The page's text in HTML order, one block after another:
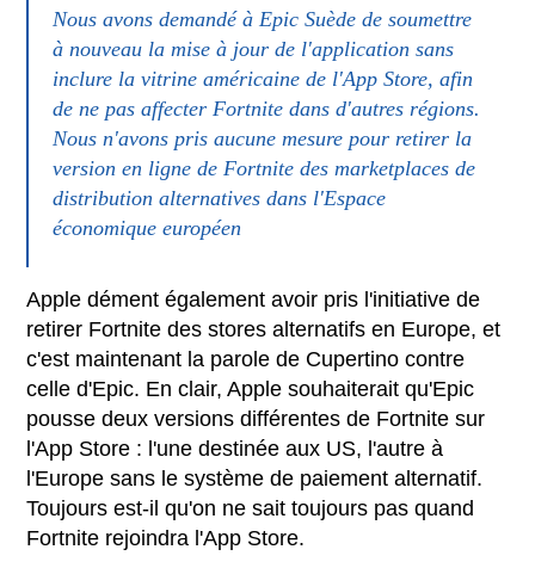
Nous avons demandé à Epic Suède de soumettre
à nouveau la mise à jour de l'application sans
inclure la vitrine américaine de l'App Store, afin
de ne pas affecter Fortnite dans d'autres régions.
Nous n'avons pris aucune mesure pour retirer la
version en ligne de Fortnite des marketplaces de
distribution alternatives dans l'Espace
économique européen
Apple dément également avoir pris l'initiative de
retirer Fortnite des stores alternatifs en Europe, et
c'est maintenant la parole de Cupertino contre
celle d'Epic. En clair, Apple souhaiterait qu'Epic
pousse deux versions différentes de Fortnite sur
l'App Store : l'une destinée aux US, l'autre à
l'Europe sans le système de paiement alternatif.
Toujours est-il qu'on ne sait toujours pas quand
Fortnite rejoindra l'App Store.